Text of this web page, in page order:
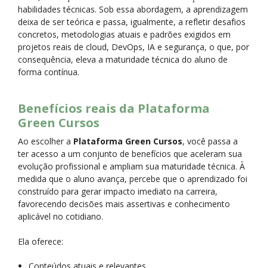
habilidades técnicas. Sob essa abordagem, a aprendizagem
deixa de ser teórica e passa, igualmente, a refletir desafios
concretos, metodologias atuais e padrões exigidos em
projetos reais de cloud, DevOps, IA e segurança, o que, por
consequência, eleva a maturidade técnica do aluno de
forma contínua.
Benefícios reais da Plataforma
Green Cursos
Ao escolher a Plataforma Green Cursos, você passa a
ter acesso a um conjunto de benefícios que aceleram sua
evolução profissional e ampliam sua maturidade técnica. À
medida que o aluno avança, percebe que o aprendizado foi
construído para gerar impacto imediato na carreira,
favorecendo decisões mais assertivas e conhecimento
aplicável no cotidiano.
Ela oferece: